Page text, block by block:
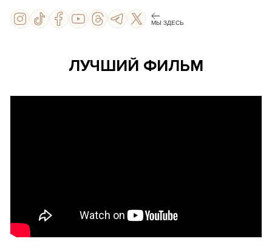
МЫ ЗДЕСЬ
ЛУЧШИЙ ФИЛЬМ